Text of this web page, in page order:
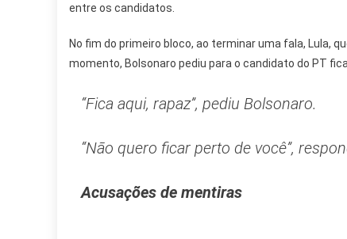
entre os candidatos.
No fim do primeiro bloco, ao terminar uma fala, Lula,
momento, Bolsonaro pediu para o candidato do PT
“Fica aqui, rapaz”, pediu Bolsonaro.
“Não quero ficar perto de você”,
Acusações de mentiras